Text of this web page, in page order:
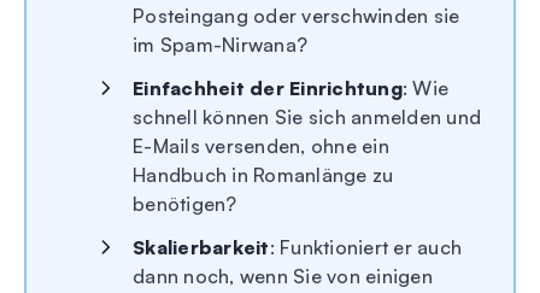
Posteingang oder verschwinden sie
im Spam-Nirwana?
Einfachheit der Einrichtung: Wie
schnell können Sie sich anmelden und
E-Mails versenden, ohne ein
Handbuch in Romanlänge zu
benötigen?
Skalierbarkeit: Funktioniert er auch
dann noch, wenn Sie von einigen